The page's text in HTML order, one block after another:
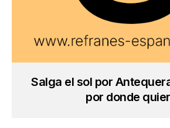
Salga el sol por
por donde